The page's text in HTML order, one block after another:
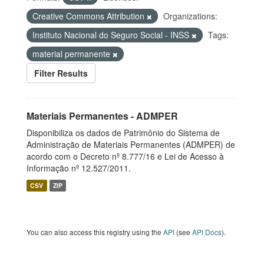
Creative Commons Attribution
Organizations:
Instituto Nacional do Seguro Social - INSS
Tags:
material permanente
Filter Results
Materiais Permanentes - ADMPER
Disponibiliza os dados de Patrimônio do Sistema de
Administração de Materiais Permanentes (ADMPER) de
acordo com o Decreto nº 8.777/16 e Lei de Acesso à
Informação nº 12.527/2011.
CSV ZIP
You can also access this registry using the API (see API Docs).